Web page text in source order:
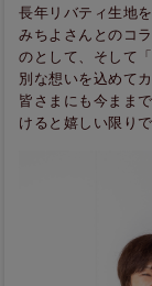
長年リバティ生地
みちよさんとのコ
のとして、そして
別な想いを込めて
皆さまにも今まま
けると嬉しい限りで